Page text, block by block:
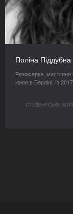
Поліна Піддубна
Режисерка, мисткиня
живе в Берліні. Із
СТУДЕНТСЬКЕ ЖУРІ